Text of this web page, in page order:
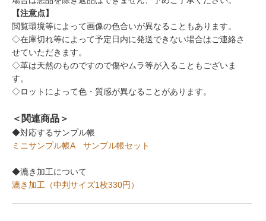
【注意点】
閲覧環境等によって画像の色合いが異なることもあります。
◇在庫切れ等によって予定日内に発送できない場合はご連絡さ
せていただきます。
◇革は天然のものですので傷やムラ等が入ることもございま
す。
◇ロットによって色・質感が異なることがあります。
＜関連商品＞
◆対応するサンプル帳
ミニサンプル帳A
サンプル帳セット
◆漉き加工について
漉き加工（中判サイズ1枚330円）